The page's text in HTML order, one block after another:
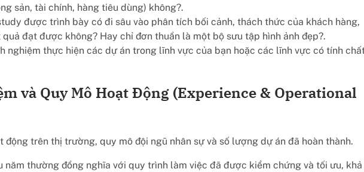
sản, tài chính, hàng tiêu dùng) không?.
được trình bày có đi sâu vào phân tích bối cảnh, thách thức của khách hàng,
đạt được không? Hay chỉ đơn thuần là một bộ sưu tập hình ảnh đẹp?.
nghiệm thực hiện các dự án trong lĩnh vực của bạn hoặc các lĩnh vực có tính
và Quy Mô Hoạt Động (Experience & Operational
động trên thị trường, quy mô đội ngũ nhân sự và số lượng dự án đã hoàn thành.
năm thường đồng nghĩa với quy trình làm việc đã được kiểm chứng và tối ưu, khả